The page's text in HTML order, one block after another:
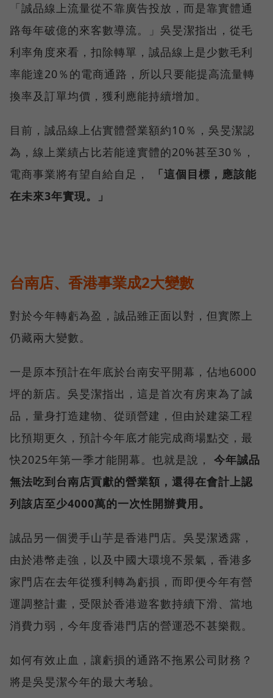
「誠品線上流量從不靠廣告投放，而是靠實體通
路每年破億的來客數導流。」吳旻潔指出，從毛
利率角度來看，扣除轉單，誠品線上是少數毛利
率能達20％的電商通路，所以只要能提高流量轉
換率及訂單均價，獲利應能持續增加。
目前，誠品線上佔實體營業額約10％，吳旻潔認
為，線上業績占比若能達實體的20%甚至30％，
電商事業將有望自給自足，
「這個目標，應該能
在未來3年實現。」
台南店、香港事業成2大變數
對於今年轉虧為盈，誠品雖正面以對，但實際上
仍藏兩大變數。
一是原本預計在年底於台南安平開幕，佔地6000
坪的新店。吳旻潔指出，這是首次有房東為了誠
品，量身打造建物、從頭營建，但由於建築工程
比預期更久，預計今年底才能完成商場點交，最
快2025年第一季才能開幕。也就是說， 今年誠品
無法吃到台南店貢獻的營業額，還得在會計上認
列該店至少4000萬的一次性開辦費用。
誠品另一個燙手山芋是香港門店。吳旻潔透露，
由於港幣走強，以及中國大環境不景氣，香港多
家門店在去年從獲利轉為虧損，而即便今年有營
運調整計畫，受限於香港遊客數持續下滑、當地
消費力弱，今年度香港門店的營運恐不甚樂觀。
如何有效止血，讓虧損的通路不拖累公司財務？
將是吳旻潔今年的最大考驗。